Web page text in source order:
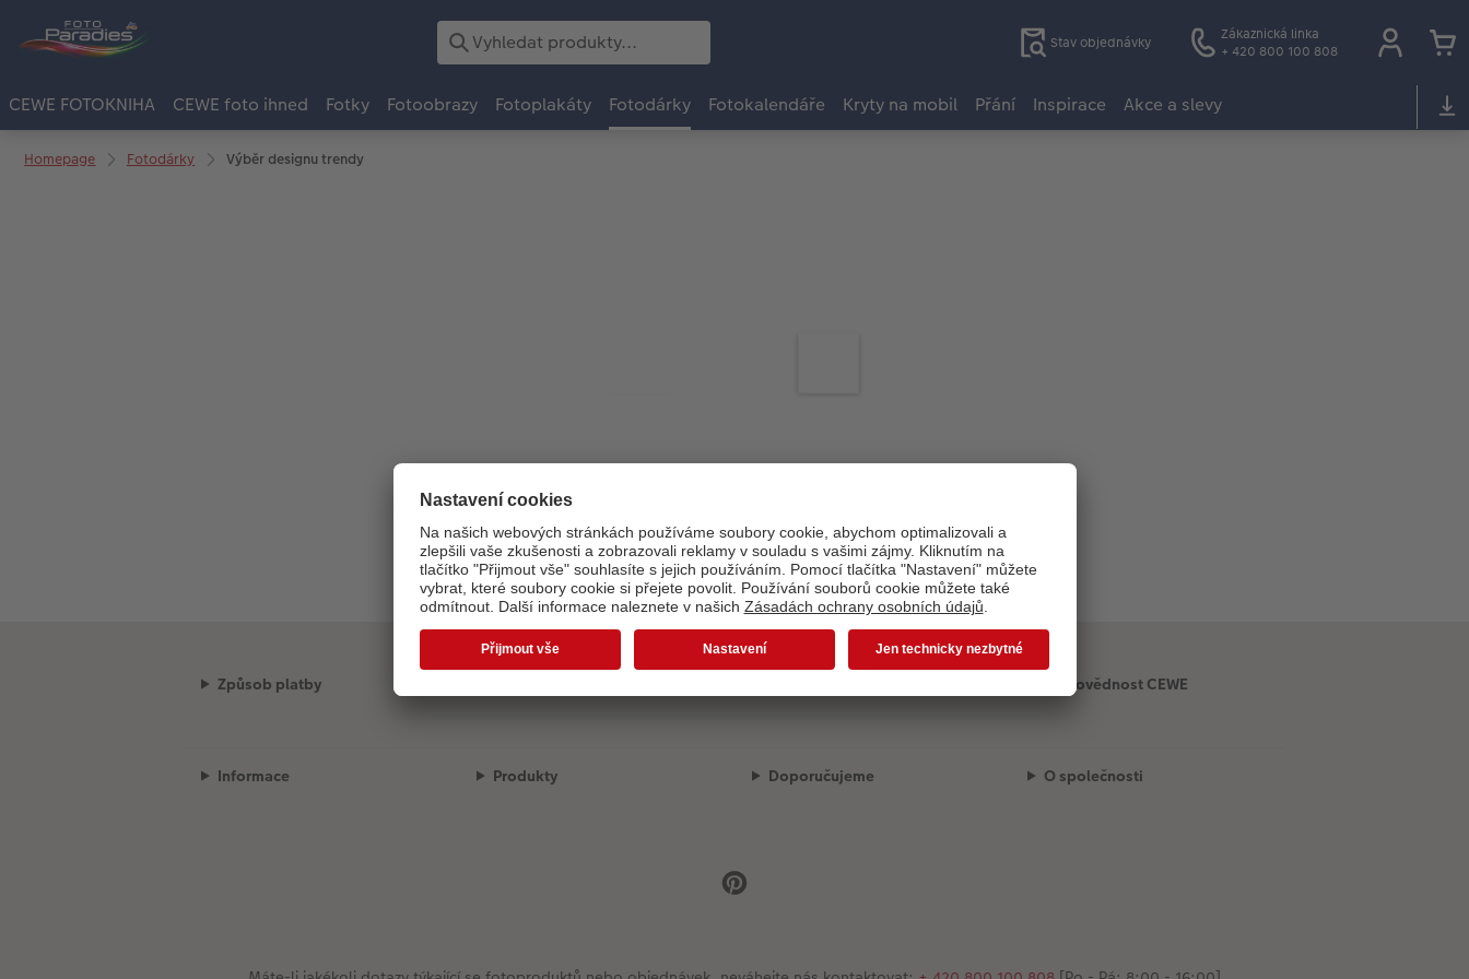
Stav objednávky
Zákaznická linka
+ 420 800 100 808
CEWE FOTOKNIHA CEWE foto ihned Fotky Fotoobrazy Fotoplakáty Fotodárky Fotokalendáře Kryty na mobil Přání Inspirace Akce a slevy
Homepage Fotodárky Výběr designu trendy
Načítání designů...
Způsob platby Odpovědnost CEWE
Informace Produkty Doporučujeme O společnosti